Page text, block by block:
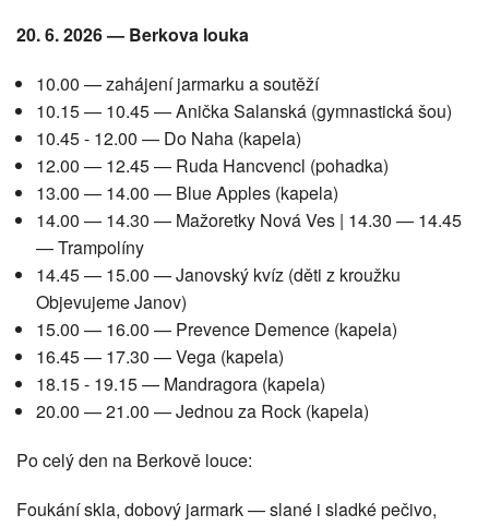
20. 6. 2026 — Berkova louka
10.00 — zahájení jarmarku a soutěží
10.15 — 10.45 — Anička Salanská (gymnastická šou)
10.45 - 12.00 — Do Naha (kapela)
12.00 — 12.45 — Ruda Hancvencl (pohadka)
13.00 — 14.00 — Blue Apples (kapela)
14.00 — 14.30 — Mažoretky Nová Ves | 14.30 — 14.45
— Trampolíny
14.45 — 15.00 — Janovský kvíz (děti z kroužku
Objevujeme Janov)
15.00 — 16.00 — Prevence Demence (kapela)
16.45 — 17.30 — Vega (kapela)
18.15 - 19.15 — Mandragora (kapela)
20.00 — 21.00 — Jednou za Rock (kapela)
Po celý den na Berkově louce:
Foukání skla, dobový jarmark — slané i sladké pečivo,